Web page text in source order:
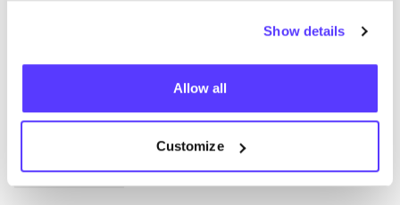
Show details
Allow all
Customize